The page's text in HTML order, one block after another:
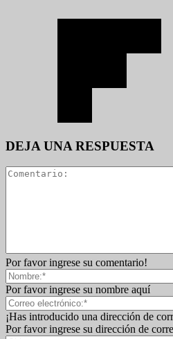
DEJA UNA RESPUESTA
Por favor ingrese su comentario!
Por favor ingrese su nombre aquí
¡Has introducido una dirección de
Por favor ingrese su dirección de